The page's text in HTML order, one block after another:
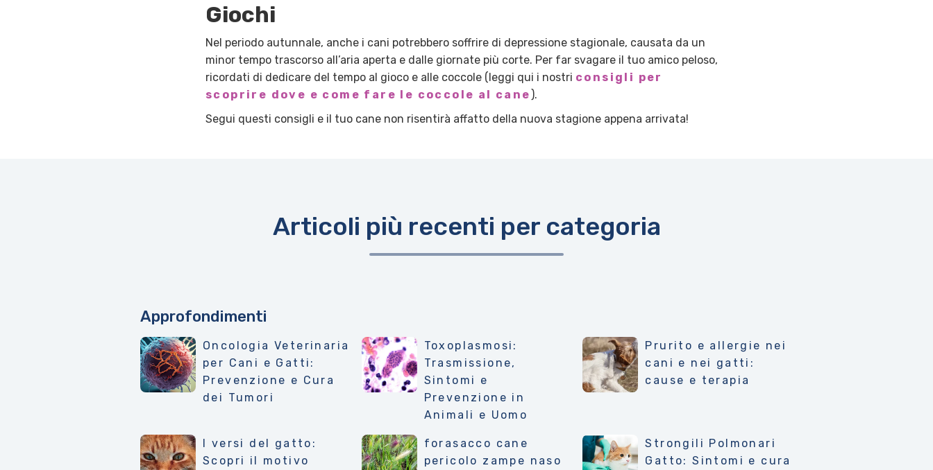
Giochi
Nel periodo autunnale, anche i cani potrebbero soffrire di depressione stagionale, causata da un
minor tempo trascorso all’aria aperta e dalle giornate più corte. Per far svagare il tuo amico peloso,
ricordati di dedicare del tempo al gioco e alle coccole (leggi qui i nostri consigli per
scoprire dove e come fare le coccole al cane ).
Segui questi consigli e il tuo cane non risentirà affatto della nuova stagione appena arrivata!
Articoli più recenti per categoria
Approfondimenti
Oncologia Veterinaria
per Cani e Gatti:
Prevenzione e Cura
dei Tumori
Toxoplasmosi:
Trasmissione,
Sintomi e
Prevenzione in
Animali e Uomo
Prurito e allergie nei
cani e nei gatti:
cause e terapia
I versi del gatto:
Scopri il motivo
forasacco cane
pericolo zampe naso
Strongili Polmonari
Gatto: Sintomi e cura